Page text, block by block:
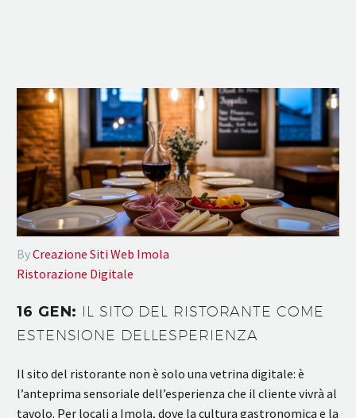
ByCreazione Siti Web Imola
Ristorazione Digitale
16 GEN: IL SITO DEL RISTORANTE COME
ESTENSIONE DELLESPERIENZA
Il sito del ristorante non è solo una vetrina digitale: è
l’anteprima sensoriale dell’esperienza che il cliente vivrà al
tavolo. Per locali a Imola, dove la cultura gastronomica e la